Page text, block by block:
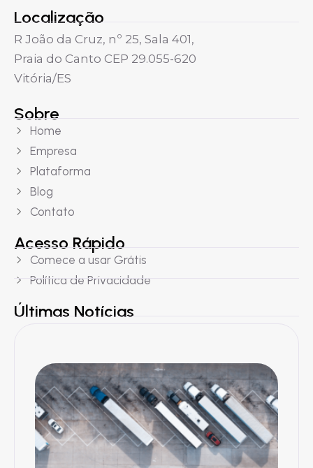
Localização
R João da Cruz, nº 25, Sala 401,
Praia do Canto CEP 29.055-620
Vitória/ES
Sobre
Home
Empresa
Plataforma
Blog
Contato
Acesso Rápido
Comece a usar Grátis
Política de Privacidade
Últimas Notícias